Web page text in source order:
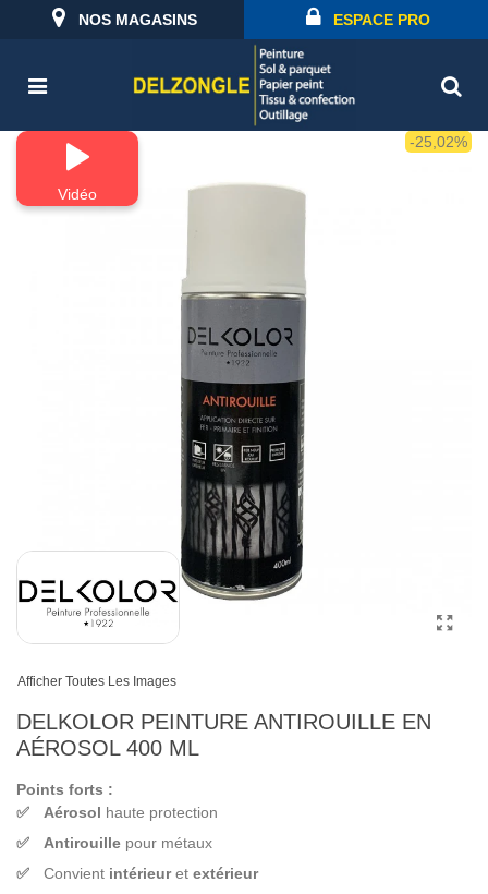
NOS MAGASINS ESPACE PRO
Vidéo
-25,02%
Afficher Toutes Les Images
DELKOLOR PEINTURE ANTIROUILLE EN
AÉROSOL 400 ML
Points forts :
Aérosol haute protection
Antirouille pour métaux
Convient intérieuret extérieur